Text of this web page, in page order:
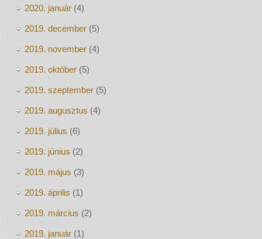
2020. január(4)
2019. december(5)
2019. november(4)
2019. október(5)
2019. szeptember(5)
2019. augusztus (4)
2019. július (6)
2019. június (2)
2019. május (3)
2019. április (1)
2019. március (2)
2019. január(1)